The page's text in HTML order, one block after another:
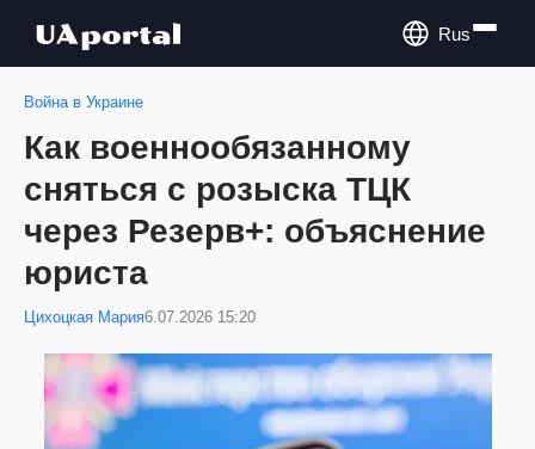
Rus
Война в Украине
Как военнообязанному
сняться с розыска ТЦК
через Резерв+: объяснение
юриста
Цихоцкая Мария6.07.2026 15:20